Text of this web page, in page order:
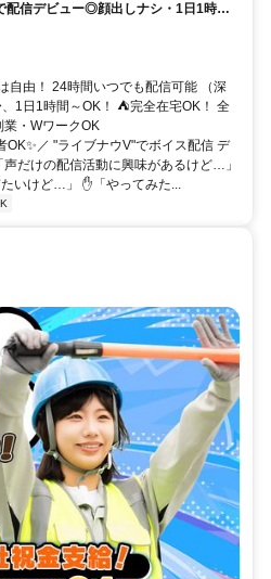
配信デビュー◎顔出しナシ・1日1時間
自由！ 24時間いつでも配信可能 （深
1日1時間～OK！ ⛺完全在宅OK！ 全
業・WワークOK
OK✨／ "ライブナウV"でボイス配信 デ
声だけの配信活動に興味があるけど…」
いけど…」 ✋「やってみた...